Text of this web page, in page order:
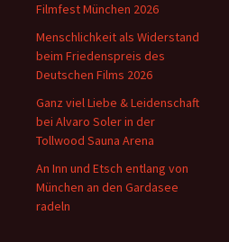
Filmfest München 2026
Menschlichkeit als Widerstand
beim Friedenspreis des
Deutschen Films 2026
Ganz viel Liebe & Leidenschaft
bei Alvaro Soler in der
Tollwood Sauna Arena
An Inn und Etsch entlang von
München an den Gardasee
radeln